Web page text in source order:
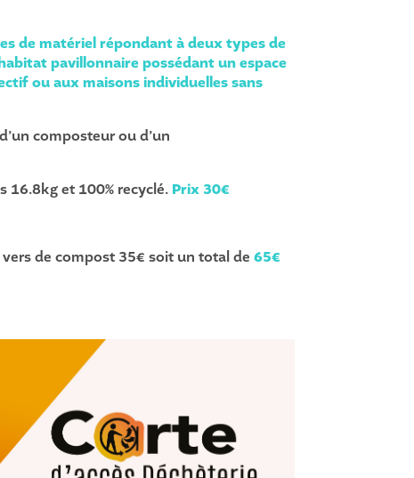
de matériel répondant à deux types de
pavillonnaire possédant un espace
ou aux maisons individuelles sans
composteur ou d’un
16.8kg et 100% recyclé. Prix 30€
de compost 35€ soit un total de 65€